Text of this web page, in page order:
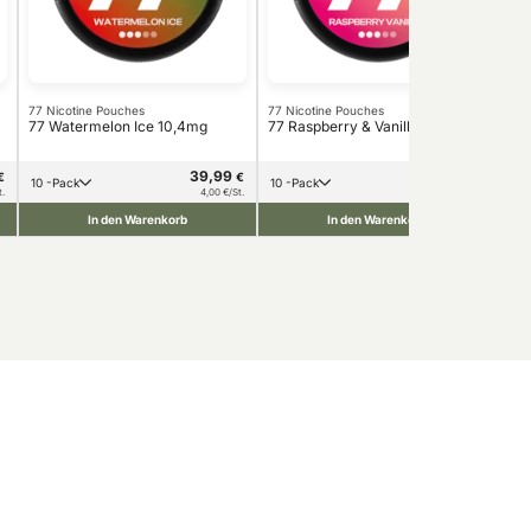
77 Nicotine Pouches
77 Watermelon Ice 10,4mg
10 -Pack 39,99 €
4,00 €/St.
In den Warenkorb
77 Nicotine Pouches
77 Raspberry & Vanilla 10,4mg
10 -Pack
In den Warenkorb